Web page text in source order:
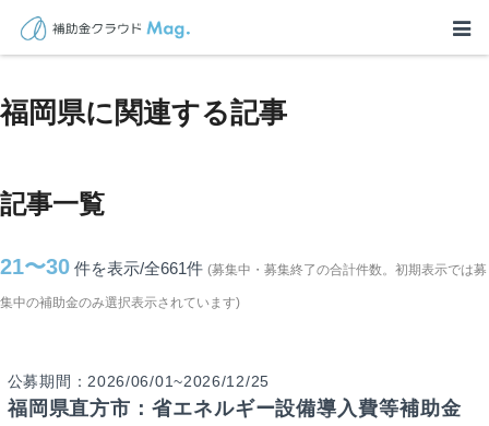
TOP > 補助金・助成金詳細>福岡県に関連する記事
福岡県に関連する記事
記事一覧
21〜30 件を表示/全661件 (募集中・募集終了の合計件数。初期表示では募
集中の補助金のみ選択表示されています)
公募期間：2026/06/01~2026/12/25
福岡県直方市：省エネルギー設備導入費等補助金